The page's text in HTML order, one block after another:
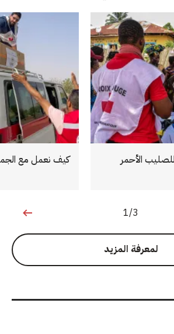
الأحمر
كيف نعمل مع
1 من 3
1/3
لمعرفة المزيد